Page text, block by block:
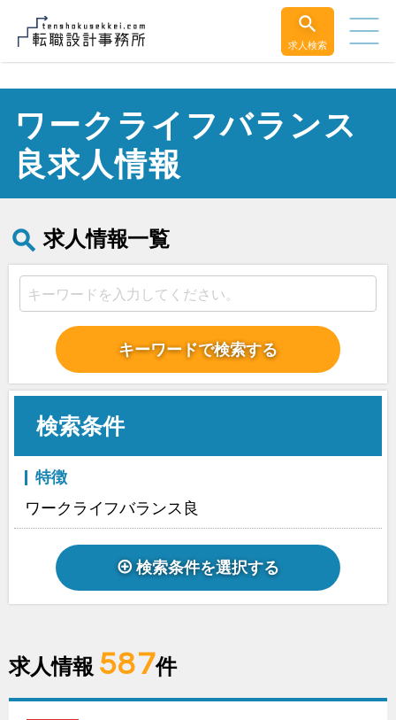
求人検索
ワークライフバランス
良求人情報
求人情報一覧
キーワードで検索する
検索条件
特徴
ワークライフバランス良
検索条件を選択する
求人情報 587件